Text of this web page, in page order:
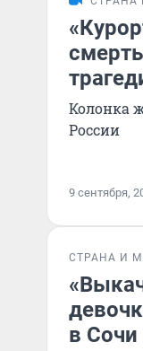
Колонка
России
9 сентября,
СТРАНА И
в Сочи